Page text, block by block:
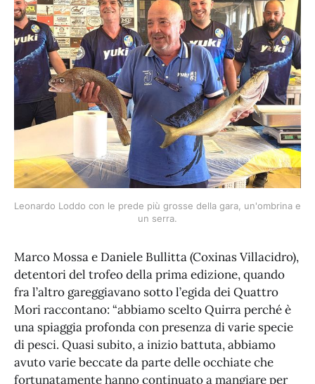
Leonardo Loddo con le prede più grosse della gara, un'ombrina e
un serra.
Marco Mossa e Daniele Bullitta (Coxinas Villacidro),
detentori del trofeo della prima edizione, quando
fra l’altro gareggiavano sotto l’egida dei Quattro
Mori raccontano: “abbiamo scelto Quirra perché è
una spiaggia profonda con presenza di varie specie
di pesci. Quasi subito, a inizio battuta, abbiamo
avuto varie beccate da parte delle occhiate che
fortunatamente hanno continuato a mangiare per